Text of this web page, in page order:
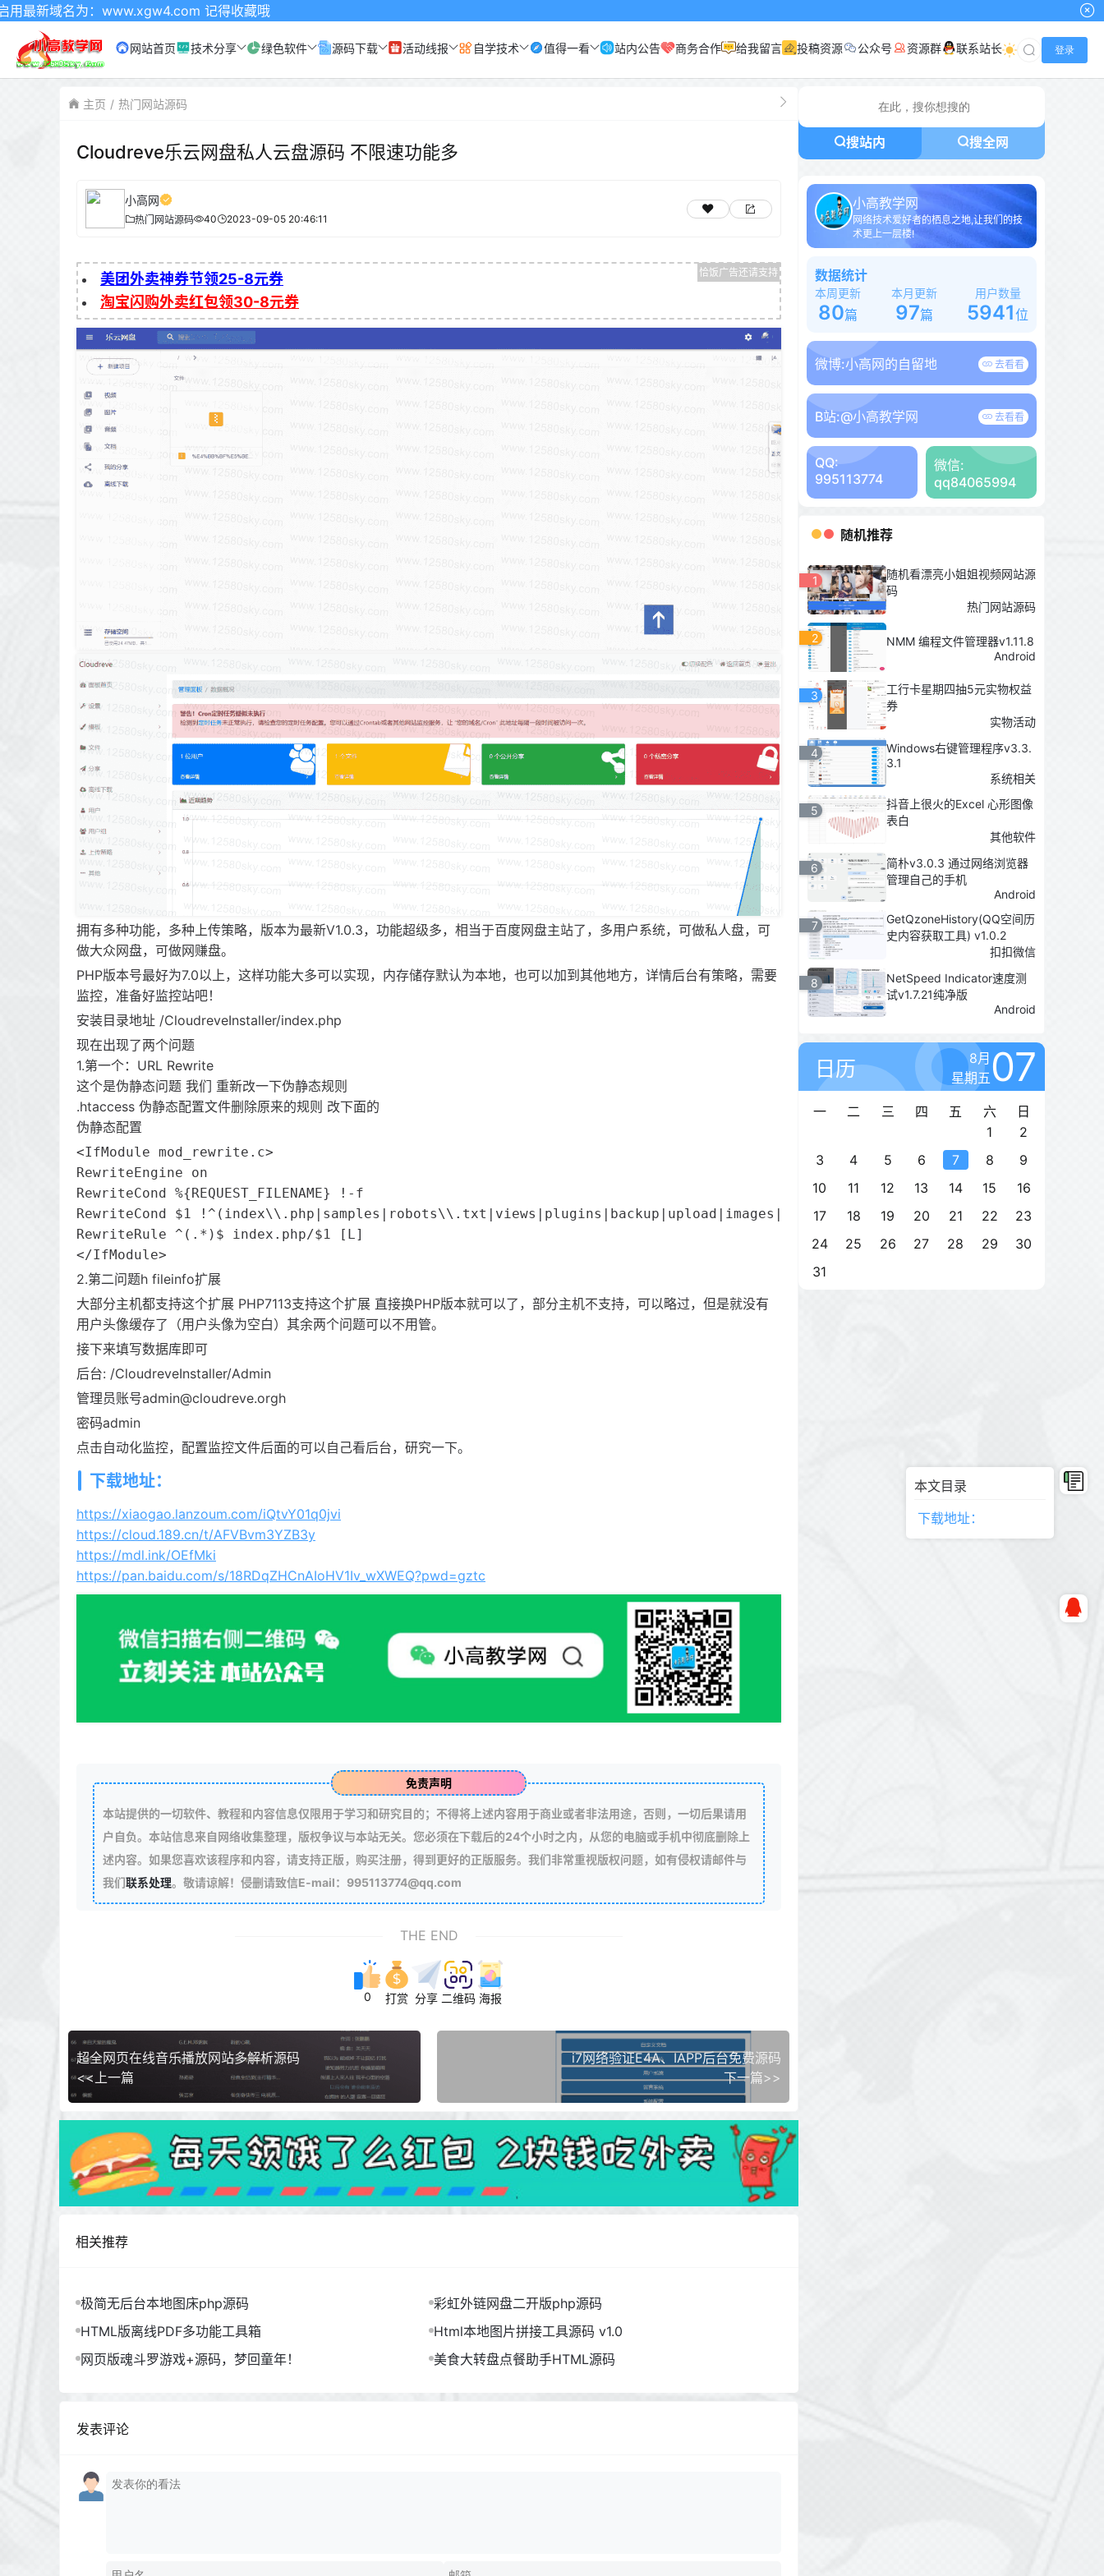
本文目录
下载地址：
www.xgw4.com 记得收藏哦
网站首页 技术分享 绿色软件 源码下载 活动线报 自学技术 值得一看 站内公告 商务合作 给我留言 投稿资源 公众号 资源群 联系站长 登录
主页 热门网站源码
Cloudreve乐云网盘私人云盘源码 不限速功能多
小高网
热门网站源码 40 2023-09-05 20:46:11
美团外卖神券节领25-8元券
淘宝闪购外卖红包领30-8元券
拥有多种功能，多种上传策略，版本为最新V1.0.3，功能超级多，相当于百度网盘主站了，多用户系统，可做私人盘，可
做大众网盘，可做网赚盘。
PHP版本号最好为7.0以上，这样功能大多可以实现，内存储存默认为本地，也可以加到其他地方，详情后台有策略，需要
监控，准备好监控站吧！
安装目录地址 /CloudreveInstaller/index.php
现在出现了两个问题
1.第一个：URL Rewrite
这个是伪静态问题 我们 重新改一下伪静态规则
.htaccess 伪静态配置文件删除原来的规则 改下面的
伪静态配置
<IfModule mod_rewrite.c>
RewriteEngine on
RewriteCond %{REQUEST_FILENAME} !-f
RewriteCond $1
RewriteRule ^(.*)$ index.php/$1 [L]
</IfModule>
2.第二问题h fileinfo扩展
大部分主机都支持这个扩展 PHP7113支持这个扩展 直接换PHP版本就可以了，部分主机不支持，可以略过，但是就没有
用户头像缓存了（用户头像为空白）其余两个问题可以不用管。
接下来填写数据库即可
后台: /CloudreveInstaller/Admin
管理员账号admin@cloudreve.orgh
密码admin
点击自动化监控，配置监控文件后面的可以自己看后台，研究一下。
下载地址：
https://xiaogao.lanzoum.com/iQtvY01q0jvi
https://cloud.189.cn/t/AFVBvm3YZB3y
https://mdl.ink/OEfMki
https://pan.baidu.com/s/18RDqZHCnAIoHV1Iv_wXWEQ?pwd=gztc
免责声明
本站提供的一切软件、教程和内容信息仅限用于学习和研究目的；不得将上述内容用于商业或者非法用途，否则，一切后果请用
户自负。本站信息来自网络收集整理，版权争议与本站无关。您必须在下载后的24个小时之内，从您的电脑或手机中彻底删除上
述内容。如果您喜欢该程序和内容，请支持正版，购买注册，得到更好的正版服务。我们非常重视版权问题，如有侵权请邮件与
我们联系处理。敬请谅解！侵删请致信E-mail：995113774@qq.com
THE END
0 打赏 分享 二维码 海报
超全网页在线音乐播放网站多解析源码
<<上一篇
i7网络验证E4A、IAPP后台免费源码
下一篇>>
相关推荐
极简无后台本地图床php源码
彩虹外链网盘二开版php源码
HTML版离线PDF多功能工具箱
Html本地图片拼接工具源码 v1.0
网页版魂斗罗游戏+源码，梦回童年！
美食大转盘点餐助手HTML源码
发表评论
搜站内 搜全网
小高教学网
网络技术爱好者的栖息之地,让我们的技
术更上一层楼!
数据统计
本周更新
80篇
本月更新
97篇
用户数量
5941位
微博:小高网的自留地 去看看
B站:@小高教学网 去看看
QQ:
995113774
微信:
qq84065994
随机推荐
1
随机看漂亮小姐姐视频网站源
码
热门网站源码
2
NMM 编程文件管理器v1.11.8
Android
3
工行卡星期四抽5元实物权益
券
实物活动
4
Windows右键管理程序v3.3.
3.1
系统相关
5
抖音上很火的Excel 心形图像
表白
其他软件
6
简朴v3.0.3 通过网络浏览器
管理自己的手机
Android
7
GetQzoneHistory(QQ空间历
史内容获取工具) v1.0.2
扣扣微信
8
NetSpeed Indicator速度测
试v1.7.21纯净版
Android
日历
8月
星期五 07
一 二 三 四 五 六
日
1
2
3
4 5 6 7 8
9
10
11 12 13 14 15
16
17
18 19 20 21 22
23
24
25 26 27 28 29
30
31